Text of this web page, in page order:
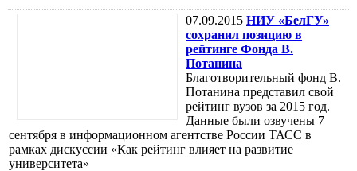
07.09.2015 НИУ «БелГУ»
сохранил позицию в
рейтинге Фонда В.
Потанина
Благотворительный фонд В.
Потанина представил свой
рейтинг вузов за 2015 год.
Данные были озвучены 7
сентября в информационном агентстве России ТАСС в
рамках дискуссии «Как рейтинг влияет на развитие
университета»